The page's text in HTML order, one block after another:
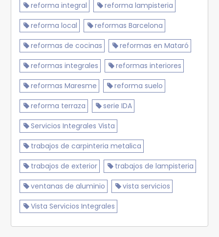
reforma integral reforma lampisteria
reforma local reformas Barcelona
reformas de cocinas reformas en Mataró
reformas integrales reformas interiores
reformas Maresme reforma suelo
reforma terraza serie IDA
Servicios Integrales Vista
trabajos de carpinteria metalica
trabajos de exterior trabajos de lampisteria
ventanas de aluminio vista servicios
Vista Servicios Integrales